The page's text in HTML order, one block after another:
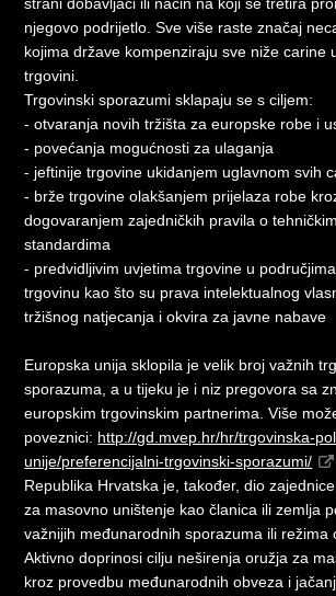
njegovo podrijetlo. Sve više raste značaj
kojima države kompenziraju sve niže carine
trgovini.
Trgovinski sporazumi sklapaju se s ciljem:
- otvaranja novih tržišta za europske robe i
- povećanja mogućnosti za ulaganja
- jeftinije trgovine ukidanjem uglavnom svih
- brže trgovine olakšanjem prijelaza robe
dogovaranjem zajedničkih pravila o
standardima
- predvidljivim uvjetima trgovine u
trgovinu kao što su prava intelektualnog
tržišnog natjecanja i okvira za javne nabave
Europska unija sklopila je velik broj važnih
sporazuma, a u tijeku je i niz pregovora sa
europskim trgovinskim partnerima. Više
poveznici: http://gd.mvep.hr/hr/trgovinska-
unije/preferencijalni-trgovinski-sporazumi/
Republika Hrvatska je, također, dio
za masovno uništenje kao članica ili zemlja
važnijih međunarodnih sporazuma ili režima
Aktivno doprinosi cilju neširenja oružja za
kroz provedbu međunarodnih obveza i